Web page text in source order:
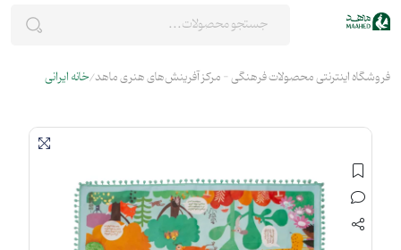
فروشگاه اینترنتی محصولات فرهنگی - مرکز آفرینش‌های هنری ماهد خانه ایرانی